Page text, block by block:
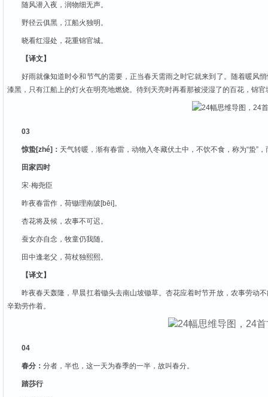
随风潜入夜，润物细无声。
野径云俱黑，江船火独明。
晓看红湿处，花重锦官城。
【译文】
好雨就像知道时令和节气的需要，正当春天需雨之时它就来到了。随着暖风
漆黑，只有江船上的灯火在明亮地燃烧。待到天亮时再看那被浸湿了的百花，锦
03
惊蛰[zhé]： 天气转暖，渐有春雷，动物入冬藏伏土中，不饮不食，称为“蛰”
田家四时
宋·梅尧臣
昨夜春雷作，荷锄理南陂[bēi]。
杏花将及候，农事不可迟。
蚕女亦自念，牧童仍我随。
田中逢老父，荷杖独熙熙。
【译文】
昨夜春天轰隆，早晨扛着锄头去南山坡锄草。杏花应着时节开放，农事劳动
辛勤劳作着。
04
春分： 分者，半也，这一天为春季的一半，故叫春分。
踏莎行